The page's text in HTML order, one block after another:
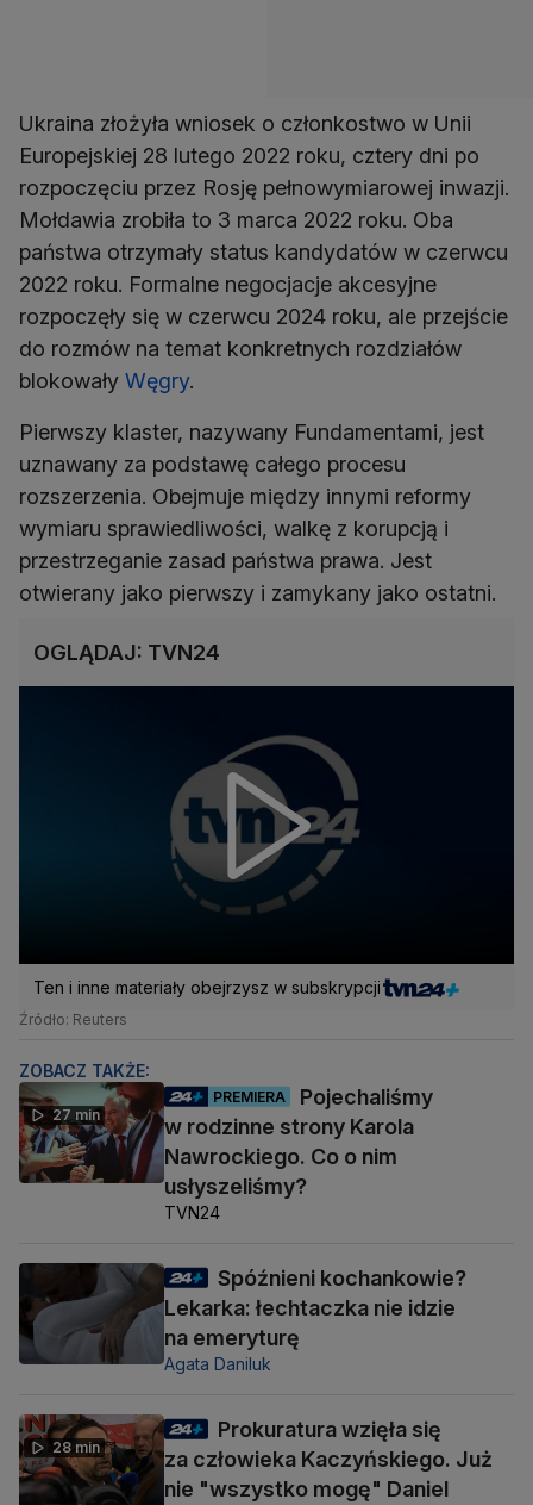
Ukraina złożyła wniosek o członkostwo w Unii
Europejskiej 28 lutego 2022 roku, cztery dni po
rozpoczęciu przez Rosję pełnowymiarowej inwazji.
Mołdawia zrobiła to 3 marca 2022 roku. Oba
państwa otrzymały status kandydatów w czerwcu
2022 roku. Formalne negocjacje akcesyjne
rozpoczęły się w czerwcu 2024 roku, ale przejście
do rozmów na temat konkretnych rozdziałów
blokowały Węgry.
Pierwszy klaster, nazywany Fundamentami, jest
uznawany za podstawę całego procesu
rozszerzenia. Obejmuje między innymi reformy
wymiaru sprawiedliwości, walkę z korupcją i
przestrzeganie zasad państwa prawa. Jest
otwierany jako pierwszy i zamykany jako ostatni.
OGLĄDAJ: TVN24
Ten i inne materiały obejrzysz w subskrypcji
Źródło: Reuters
ZOBACZ TAKŻE:
27 min
PREMIERA
Pojechaliśmy
w rodzinne strony Karola
Nawrockiego. Co o nim
usłyszeliśmy?
TVN24
Spóźnieni kochankowie?
Lekarka: łechtaczka nie idzie
na emeryturę
Agata Daniluk
28 min
Prokuratura wzięła się
za człowieka Kaczyńskiego. Już
nie "wszystko mogę" Daniel